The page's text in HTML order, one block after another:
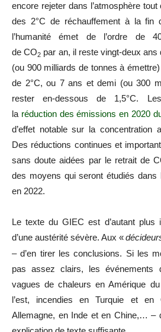
encore rejeter dans l’atmosphère
des 2°C de réchauffement à la fin
l’humanité émet de l’ordre de
deCO2 par an, il reste vingt-deux ans
(ou 900 milliards de tonnes à
de 2°C, ou 7 ans et demi (ou 300
rester en-dessous de 1,5°C.
la réduction des émissions en 2020
d’effet notable sur la concentration
Des réductions continues et
sans doute aidées par le retrait de
des moyens qui seront étudiés dans
en 2022.
Le texte duGIEC est d’autant plus
d’une austérité sévère. Aux «
– d’en tirer les conclusions. Si les
pas assez clairs, les événements
vagues de chaleurs en Amérique
l’est, incendies en Turquie et en
Allemagne, en Inde et en Chine,… –